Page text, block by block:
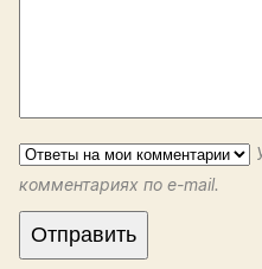
комментариях по e-mail.